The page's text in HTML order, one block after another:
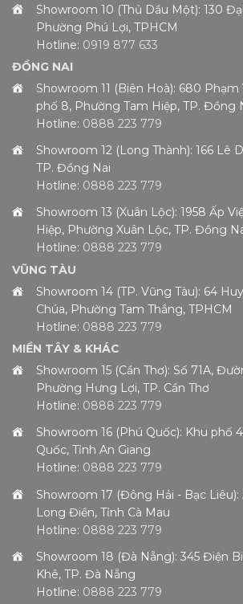
Showroom 10 (Thủ Dầu Một): 130
Phường Phú Lợi, TPHCM
Hotline: 0919 877 633
ĐỒNG NAI
Showroom 11 (Biên Hoà): 680 Phạm
phố 8, Phường Tam Hiệp, TP. Đồng
Hotline: 0888 223 779
Showroom 12 (Long Thành): 166 Lê
TP. Đồng Nai
Hotline: 0888 223 779
Showroom 13 (Xuân Lộc): 1958 Ấp
Hiệp, Phường Xuân Lộc, TP. Đồng
Hotline: 0888 223 779
VŨNG TÀU
Showroom 14 (TP. Vũng Tàu): 64
Chúa, Phường Tam Thắng, TPHCM
Hotline: 0888 223 779
MIỀN TÂY & KHÁC
Showroom 15 (Cần Thơ): Số 71A,
Phường Hưng Lợi, TP. Cần Thơ
Hotline: 0888 223 779
Showroom 16 (Phú Quốc): Khu phố
Quốc, Tỉnh An Giang
Hotline: 0888 223 779
Showroom 17 (Đông Hải - Bạc Liêu):
Long Điền, Tỉnh Cà Mau
Hotline: 0888 223 779
Showroom 18 (Đà Nẵng): 345 Điện
Khê, TP. Đà Nẵng
Hotline: 0888 223 779